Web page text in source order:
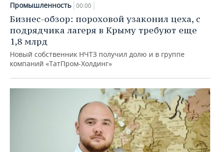
Промышленность 00:00
Бизнес-обзор: пороховой узаконил цеха, с
подрядчика лагеря в Крыму требуют еще
1,8 млрд
Новый собственник НЧТЗ получил долю и в группе
компаний «ТатПром-Холдинг»